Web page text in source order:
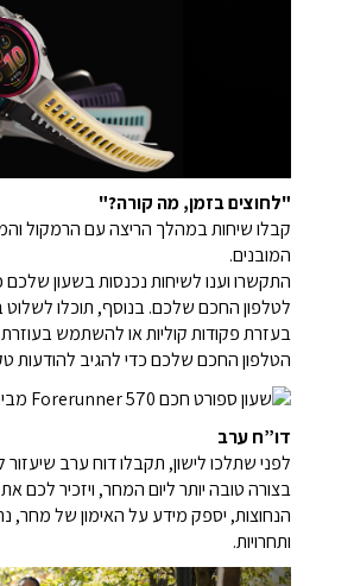
"לחוצים בזמן, מה קורה?"
קבלו שיחות במהלך הריצה עם הרמקול
המובנים.
התקשרו וענו לשיחות נכנסות בשעון
לטלפון החכם שלכם. בנוסף, תוכלו לשלוט
בעזרת פקודות קוליות או להשתמש
הטלפון החכם שלכם כדי להגיב להודעות
דו”ח ערב
לפני שתלכו לישון, תקבלו דוח ערב שיעזור
בצורה טובה יותר ליום המחר, ויזכיר לכם
הנחוצות, יספק מידע על האימון של מחר,
ותחרויות.